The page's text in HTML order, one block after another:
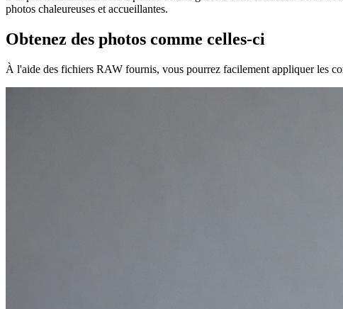
photos chaleureuses et accueillantes.
Obtenez des photos comme celles-ci
À l'aide des fichiers RAW fournis, vous pourrez facilement appliquer les